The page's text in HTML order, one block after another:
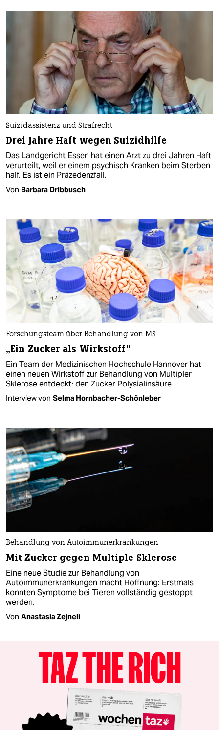
Suizidassistenz und Strafrecht
Drei Jahre Haft wegen Suizidhilfe
Das Landgericht Essen hat einen Arzt zu drei Jahren Haft
verurteilt, weil er einem psychisch Kranken beim Sterben
half. Es ist ein Präzedenzfall.
Von Barbara Dribbusch
Forschungsteam über Behandlung von MS
„Ein Zucker als Wirkstoff“
Ein Team der Medizinischen Hochschule Hannover hat
einen neuen Wirkstoff zur Behandlung von Multipler
Sklerose entdeckt: den Zucker Polysialinsäure.
Interview von Selma Hornbacher-Schönleber
Behandlung von Autoimmunerkrankungen
Mit Zucker gegen Multiple Sklerose
Eine neue Studie zur Behandlung von
Autoimmunerkrankungen macht Hoffnung: Erstmals
konnten Symptome bei Tieren vollständig gestoppt
werden.
Von Anastasia Zejneli